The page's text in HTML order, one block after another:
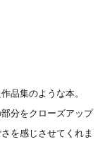
品集のような本。
分をクローズアップ
を感じさせてくれま